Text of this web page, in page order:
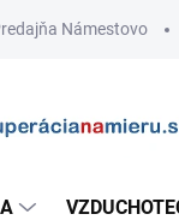
Námestovo